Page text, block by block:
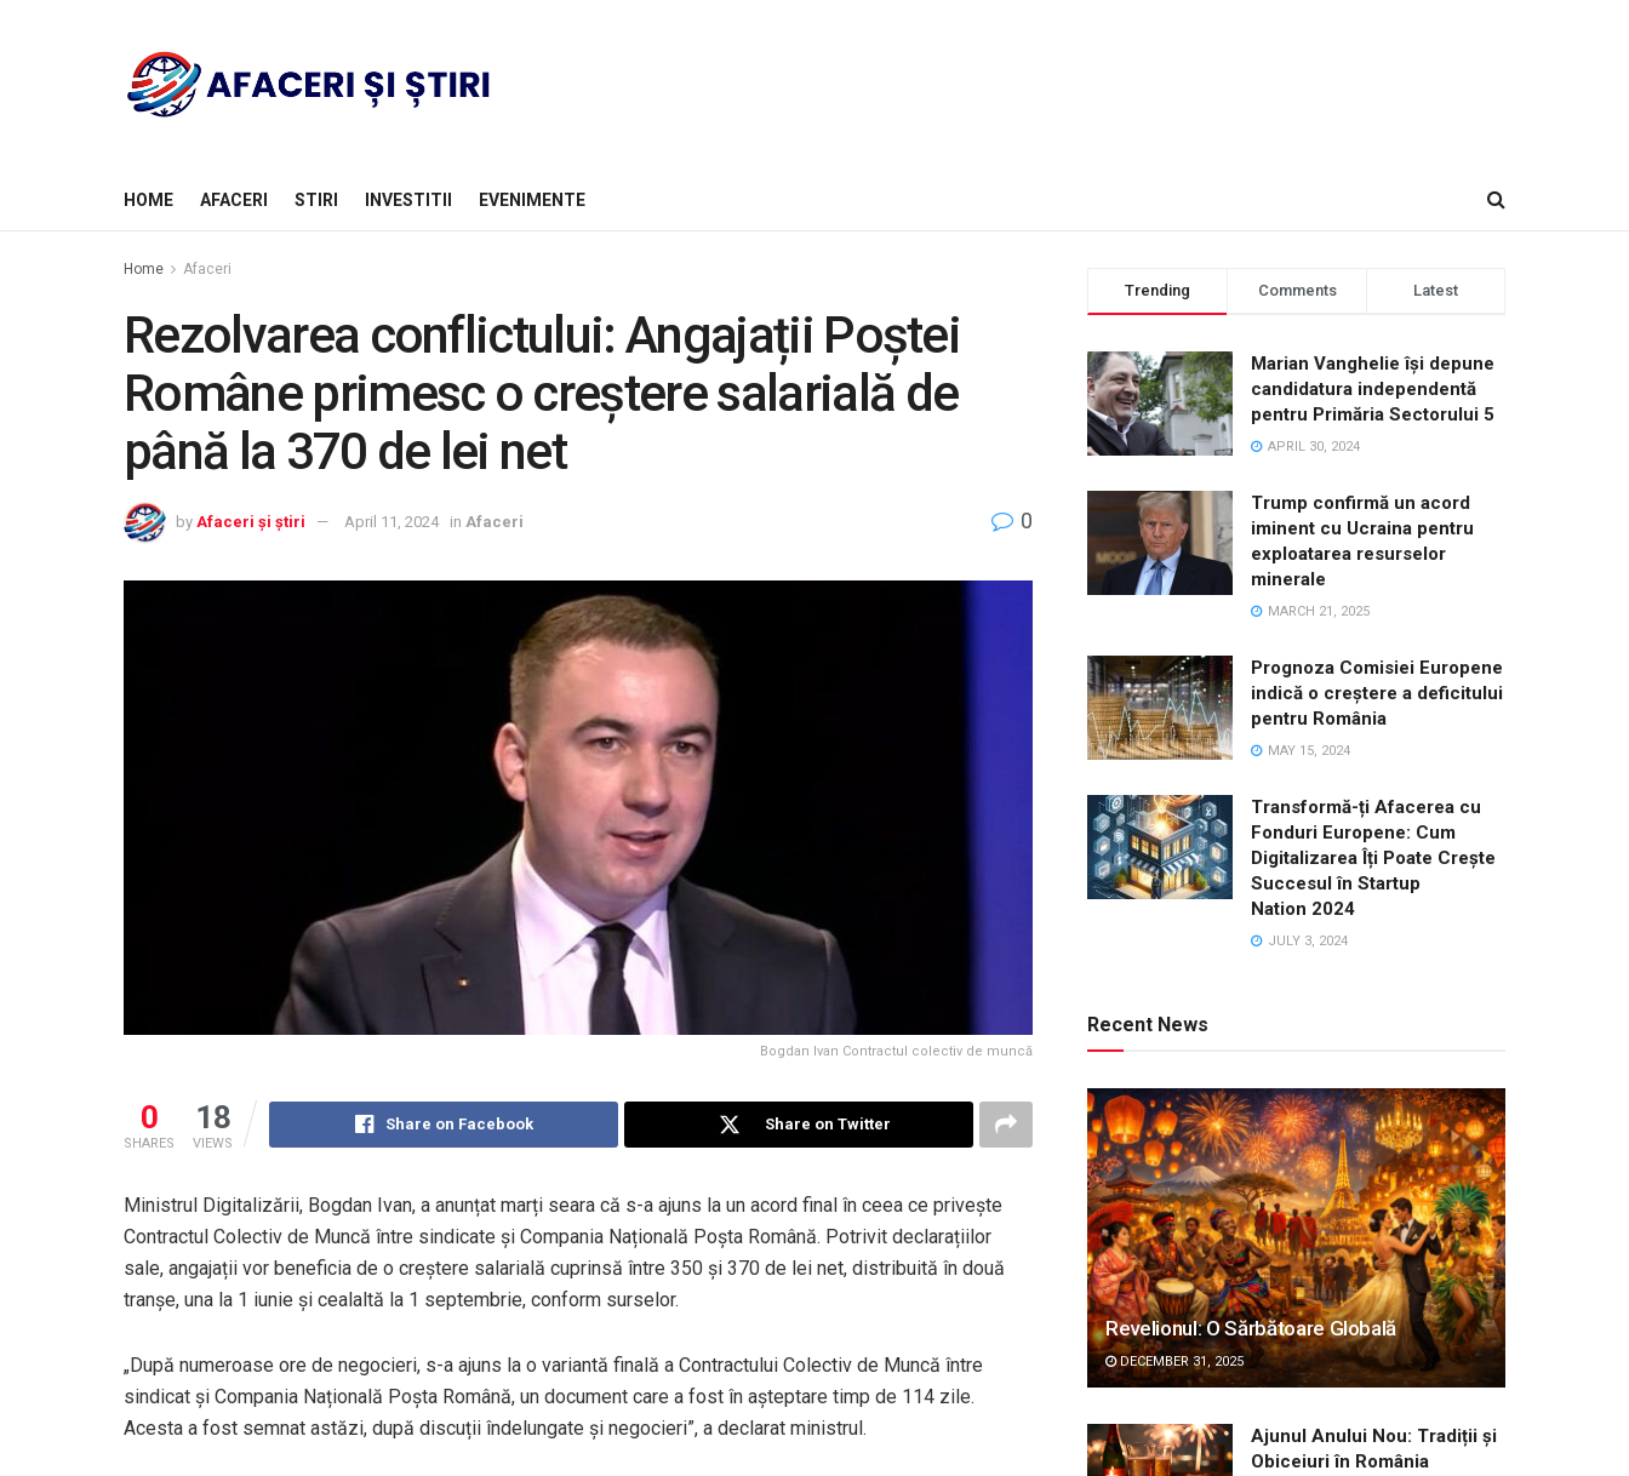
HOME AFACERI STIRI INVESTITII EVENIMENTE
Home Afaceri
Rezolvarea conflictului: Angajații Poștei
Române primesc o creștere salarială de
până la 370 de lei net
by Afaceri și știri April 11, 2024 in Afaceri 0
Bogdan Ivan Contractul colectiv de muncă
0
SHARES
18
VIEWS
Share on Facebook Share on Twitter
Ministrul Digitalizării, Bogdan Ivan, a anunțat marți seara că s-a ajuns la un acord final în ceea ce privește
Contractul Colectiv de Muncă între sindicate și Compania Națională Poșta Română. Potrivit declarațiilor
sale, angajații vor beneficia de o creștere salarială cuprinsă între 350 și 370 de lei net, distribuită în două
tranșe, una la 1 iunie și cealaltă la 1 septembrie, conform surselor.
„După numeroase ore de negocieri, s-a ajuns la o variantă finală a Contractului Colectiv de Muncă între
sindicat și Compania Națională Poșta Română, un document care a fost în așteptare timp de 114 zile.
Acesta a fost semnat astăzi, după discuții îndelungate și negocieri”, a declarat ministrul.
Trending Comments Latest
Marian Vanghelie își depune
candidatura independentă
pentru Primăria Sectorului 5
APRIL 30, 2024
Trump confirmă un acord
iminent cu Ucraina pentru
exploatarea resurselor
minerale
MARCH 21, 2025
Prognoza Comisiei Europene
indică o creștere a deficitului
pentru România
MAY 15, 2024
Transformă-ți Afacerea cu
Fonduri Europene: Cum
Digitalizarea Îți Poate Crește
Succesul în Startup
Nation 2024
JULY 3, 2024
Recent News
Revelionul: O Sărbătoare Globală
DECEMBER 31, 2025
Ajunul Anului Nou: Tradiții și
Obiceiuri în România